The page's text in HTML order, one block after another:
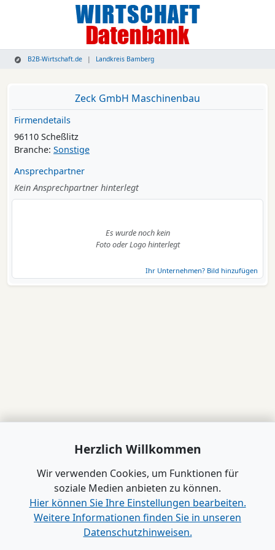
B2B-Wirtschaft.de Landkreis Bamberg
Zeck GmbH Maschinenbau
Firmendetails
96110 Scheßlitz
Branche: Sonstige
Ansprechpartner
Kein Ansprechpartner hinterlegt
Es wurde noch kein
Foto oder Logo hinterlegt
Ihr Unternehmen? Bild hinzufügen
Herzlich Willkommen
Wir verwenden Cookies, um Funktionen für
soziale Medien anbieten zu können.
Hier können Sie Ihre Einstellungen bearbeiten.
Weitere Informationen finden Sie in unseren
Datenschutzhinweisen.